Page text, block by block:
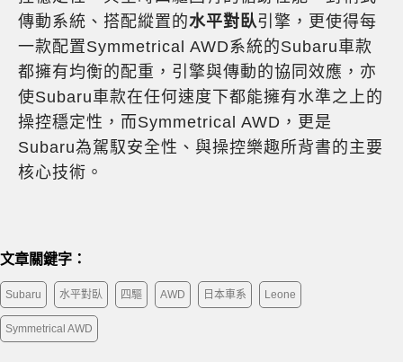
傳動系統、搭配縱置的水平對臥引擎，更使得每
一款配置Symmetrical AWD系統的Subaru車款
都擁有均衡的配重，引擎與傳動的協同效應，亦
使Subaru車款在任何速度下都能擁有水準之上的
操控穩定性，而Symmetrical AWD，更是
Subaru為駕馭安全性、與操控樂趣所背書的主要
核心技術。
文章關鍵字：
Subaru 水平對臥 四驅 AWD 日本車系 Leone
Symmetrical AWD